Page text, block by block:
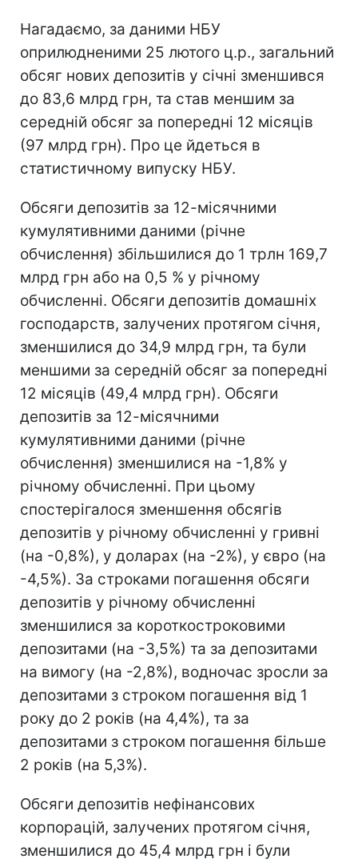
Нагадаємо, за даними НБУ
оприлюдненими 25 лютого ц.р., загальний
обсяг нових депозитів у січні зменшився
до 83,6 млрд грн, та став меншим за
середній обсяг за попередні 12 місяців
(97 млрд грн). Про це йдеться в
статистичному випуску НБУ.
Обсяги депозитів за 12-місячними
кумулятивними даними (річне
обчислення) збільшилися до 1 трлн 169,7
млрд грн або на 0,5 % у річному
обчисленні. Обсяги депозитів домашніх
господарств, залучених протягом січня,
зменшилися до 34,9 млрд грн, та були
меншими за середній обсяг за попередні
12 місяців (49,4 млрд грн). Обсяги
депозитів за 12-місячними
кумулятивними даними (річне
обчислення) зменшилися на -1,8% у
річному обчисленні. При цьому
спостерігалося зменшення обсягів
депозитів у річному обчисленні у гривні
(на -0,8%), у доларах (на -2%), у євро (на
-4,5%). За строками погашення обсяги
депозитів у річному обчисленні
зменшилися за короткостроковими
депозитами (на -3,5%) та за депозитами
на вимогу (на -2,8%), водночас зросли за
депозитами з строком погашення від 1
року до 2 років (на 4,4%), та за
депозитами з строком погашення більше
2 років (на 5,3%).
Обсяги депозитів нефінансових
корпорацій, залучених протягом січня,
зменшилися до 45,4 млрд грн і були